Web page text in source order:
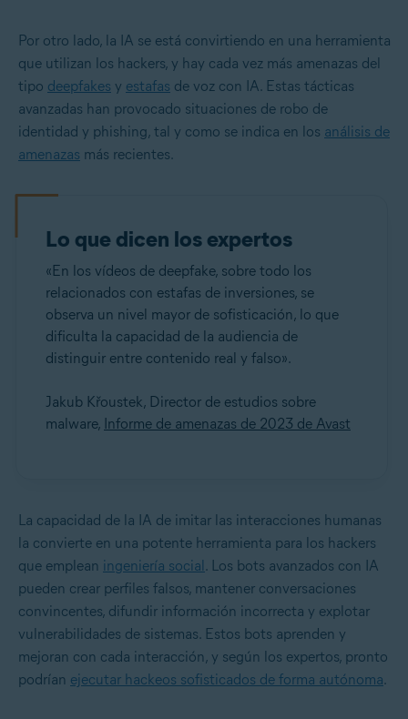
Por otro lado, la IA se está convirtiendo en una herramienta
que utilizan los hackers, y hay cada vez más amenazas del
tipo deepfakes y estafas de voz con IA. Estas tácticas
avanzadas han provocado situaciones de robo de
identidad y phishing, tal y como se indica en los análisis de
amenazas más recientes.
Lo que dicen los expertos
«En los vídeos de deepfake, sobre todo los
relacionados con estafas de inversiones, se
observa un nivel mayor de sofisticación, lo que
dificulta la capacidad de la audiencia de
distinguir entre contenido real y falso».
Jakub Křoustek, Director de estudios sobre
malware, Informe de amenazas de 2023 de Avast
La capacidad de la IA de imitar las interacciones humanas
la convierte en una potente herramienta para los hackers
que emplean ingeniería social . Los bots avanzados con IA
pueden crear perfiles falsos, mantener conversaciones
convincentes, difundir información incorrecta y explotar
vulnerabilidades de sistemas. Estos bots aprenden y
mejoran con cada interacción, y según los expertos, pronto
podrían ejecutar hackeos sofisticados de forma autónoma.